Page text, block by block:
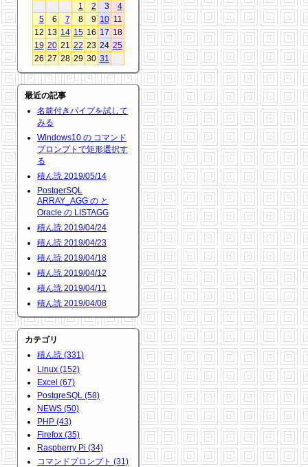
1
2 3
4
5
6 7 8 9 10 11
12 13 14 15 16 17 18
19 20 21 22 23 24 25
26 27 28 29 30 31
最近の記事
名前付きパイプを試して
みる
Windows10 の コマンド
プロンプトで矩形選択す
る
積ん読 2019/05/14
PostgerSQL
ARRAY_AGG の と
Oracle の LISTAGG
積ん読 2019/04/24
積ん読 2019/04/23
積ん読 2019/04/18
積ん読 2019/04/12
積ん読 2019/04/11
積ん読 2019/04/08
カテゴリ
積ん読 (331)
Linux (152)
Excel (67)
PostgreSQL (58)
NEWS (50)
PHP (43)
Firefox (35)
Raspberry Pi (34)
コマンドプロンプト (31)